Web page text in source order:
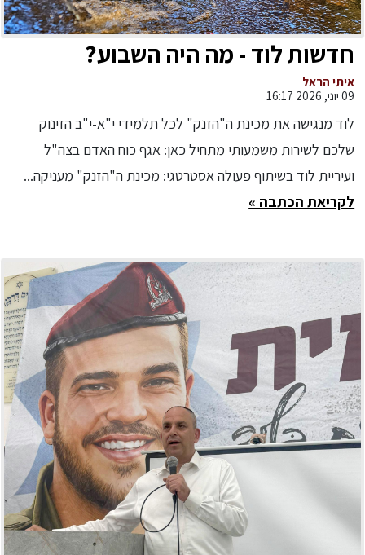
חדשות לוד - מה היה השבוע?
איתי הראל
09 יוני, 2026 16:17
לוד מנגישה את מכינת ה"הזנק" לכל תלמידי י"א-י"ב הזינוק
שלכם לשירות משמעותי מתחיל כאן: אגף כוח האדם בצה"ל
ועיריית לוד בשיתוף פעולה אסטרטגי: מכינת ה"הזנק" מעניקה...
לקריאת הכתבה »